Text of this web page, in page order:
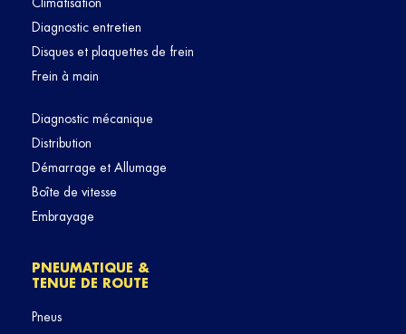
Climatisation
Diagnostic entretien
Disques et plaquettes de frein
Frein à main
Diagnostic mécanique
Distribution
Démarrage et Allumage
Boîte de vitesse
Embrayage
PNEUMATIQUE &
TENUE DE ROUTE
Pneus